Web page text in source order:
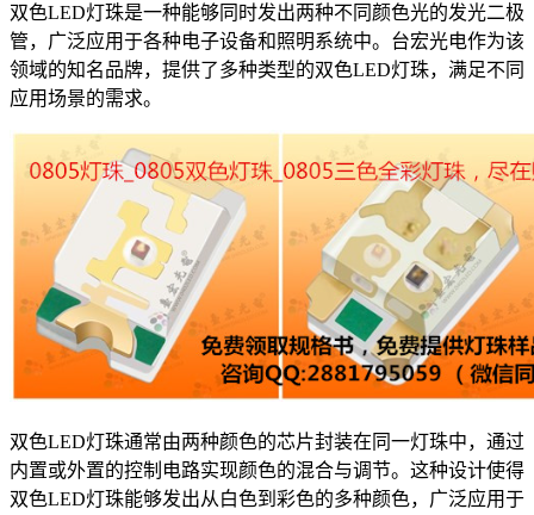
双色LED灯珠是一种能够同时发出两种不同颜色光的发光二极
管，广泛应用于各种电子设备和照明系统中。台宏光电作为该
领域的知名品牌，提供了多种类型的双色LED灯珠，满足不同
应用场景的需求。
双色LED灯珠通常由两种颜色的芯片封装在同一灯珠中，通过
内置或外置的控制电路实现颜色的混合与调节。这种设计使得
双色LED灯珠能够发出从白色到彩色的多种颜色，广泛应用于